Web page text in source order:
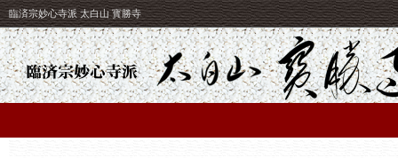
臨済宗妙心寺派 太白山 寳勝寺